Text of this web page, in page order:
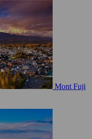
Mont Fuji